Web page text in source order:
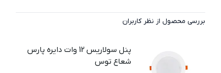
بررسی محصول از نظر کاربران
پنل سولاریس 12 وات دایره پارس
شعاع توس